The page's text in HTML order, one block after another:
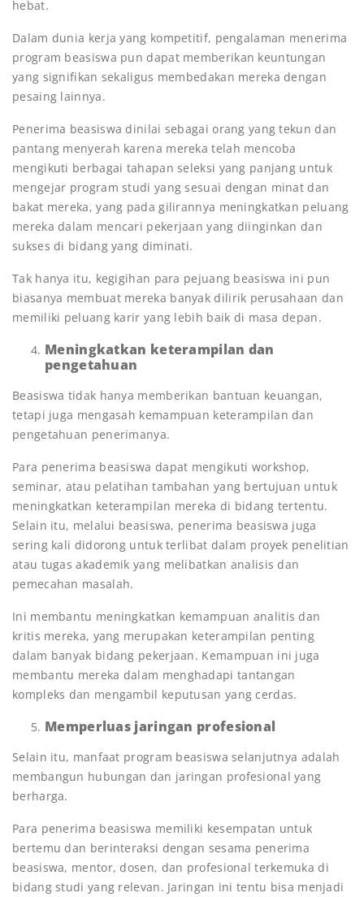
hebat.
Dalam dunia kerja yang kompetitif, pengalaman menerima
program beasiswa pun dapat memberikan keuntungan
yang signifikan sekaligus membedakan mereka dengan
pesaing lainnya.
Penerima beasiswa dinilai sebagai orang yang tekun dan
pantang menyerah karena mereka telah mencoba
mengikuti berbagai tahapan seleksi yang panjang untuk
mengejar program studi yang sesuai dengan minat dan
bakat mereka, yang pada gilirannya meningkatkan peluang
mereka dalam mencari pekerjaan yang diinginkan dan
sukses di bidang yang diminati.
Tak hanya itu, kegigihan para pejuang beasiswa ini pun
biasanya membuat mereka banyak dilirik perusahaan dan
memiliki peluang karir yang lebih baik di masa depan.
Meningkatkan keterampilan dan
pengetahuan
Beasiswa tidak hanya memberikan bantuan keuangan,
tetapi juga mengasah kemampuan keterampilan dan
pengetahuan penerimanya.
Para penerima beasiswa dapat mengikuti workshop,
seminar, atau pelatihan tambahan yang bertujuan untuk
meningkatkan keterampilan mereka di bidang tertentu.
Selain itu, melalui beasiswa, penerima beasiswa juga
sering kali didorong untuk terlibat dalam proyek penelitian
atau tugas akademik yang melibatkan analisis dan
pemecahan masalah.
Ini membantu meningkatkan kemampuan analitis dan
kritis mereka, yang merupakan keterampilan penting
dalam banyak bidang pekerjaan. Kemampuan ini juga
membantu mereka dalam menghadapi tantangan
kompleks dan mengambil keputusan yang cerdas.
Memperluas jaringan profesional
Selain itu, manfaat program beasiswa selanjutnya adalah
membangun hubungan dan jaringan profesional yang
berharga.
Para penerima beasiswa memiliki kesempatan untuk
bertemu dan berinteraksi dengan sesama penerima
beasiswa, mentor, dosen, dan profesional terkemuka di
bidang studi yang relevan. Jaringan ini tentu bisa menjadi